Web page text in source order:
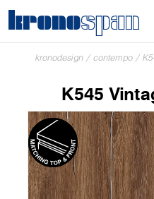
kronodesign/contempo
K545